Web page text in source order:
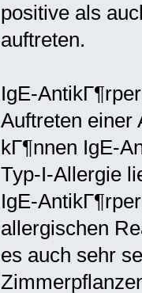
positive als
auftreten.
IgE-
Auftreten einer
kГ¶nnen IgE-
Typ-I-Allergie
IgE-
allergischen
es auch sehr